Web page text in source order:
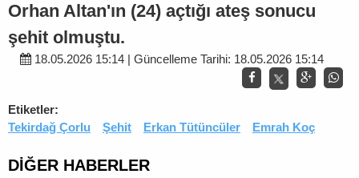
Orhan Altan'ın (24) açtığı ateş sonucu
şehit olmuştu.
18.05.2026 15:14 | Güncelleme Tarihi: 18.05.2026 15:14
Etiketler:
Tekirdağ Çorlu
Şehit Erkan Tütüncüler Emrah Koç
DİĞER HABERLER